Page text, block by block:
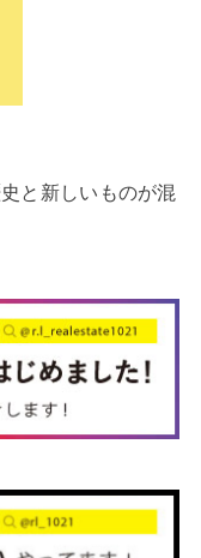
と新しいものが混